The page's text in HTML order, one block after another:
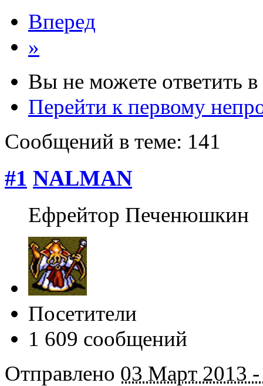
Вперед
»
Вы не можете ответить в
Перейти к первому
Сообщений в теме: 141
#1 NALMAN
Ефрейтор Печенюшкин
Посетители
1 609 сообщений
Отправлено 03 Март 2013